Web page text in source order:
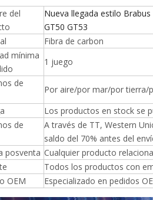
del
Nueva llegada estilo
GT50 GT53
Fibra de carbon
mínima
1 juego
de
Por aire/por mar/por tierra/
Los productos en stock se
de
A través de TT, Western
saldo del 70% antes del
posventa Cualquier producto
Todos los productos con
OEM
Especializado en pedidos